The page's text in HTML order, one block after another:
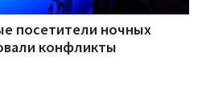
посетители ночных
конфликты